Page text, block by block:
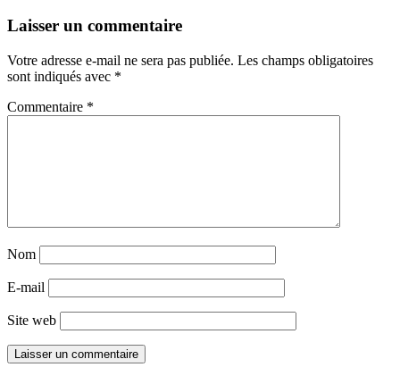
Laisser un commentaire
Votre adresse e-mail ne sera pas publiée. Les champs obligatoires
sont indiqués avec *
Commentaire *
Nom
E-mail
Site web